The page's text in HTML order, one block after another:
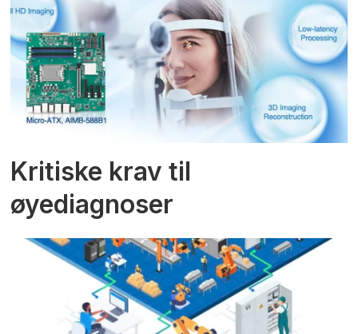
Kritiske krav til
øyediagnoser